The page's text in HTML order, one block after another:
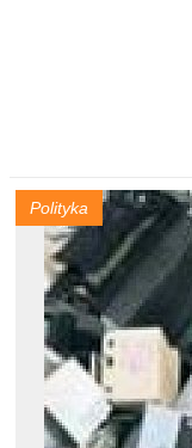
Polityka